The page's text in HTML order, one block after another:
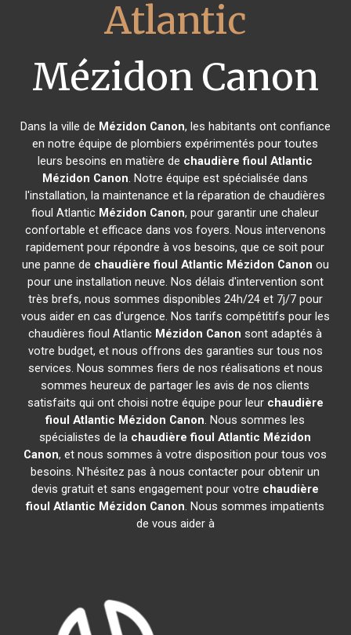
Atlantic
Mézidon Canon
Dans la ville de Mézidon Canon, les habitants ont confiance
en notre équipe de plombiers expérimentés pour toutes
leurs besoins en matière de chaudière fioul Atlantic
Mézidon Canon. Notre équipe est spécialisée dans
l'installation, la maintenance et la réparation de chaudières
fioul Atlantic Mézidon Canon, pour garantir une chaleur
confortable et efficace dans vos foyers. Nous intervenons
rapidement pour répondre à vos besoins, que ce soit pour
une panne de chaudière fioul Atlantic Mézidon Canon ou
pour une installation neuve. Nos délais d'intervention sont
très brefs, nous sommes disponibles 24h/24 et 7j/7 pour
vous aider en cas d'urgence. Nos tarifs compétitifs pour les
chaudières fioul Atlantic Mézidon Canon sont adaptés à
votre budget, et nous offrons des garanties sur tous nos
services. Nous sommes fiers de nos réalisations et nous
sommes heureux de partager les avis de nos clients
satisfaits qui ont choisi notre équipe pour leur chaudière
fioul Atlantic Mézidon Canon. Nous sommes les
spécialistes de la chaudière fioul Atlantic Mézidon
Canon, et nous sommes à votre disposition pour tous vos
besoins. N'hésitez pas à nous contacter pour obtenir un
devis gratuit et sans engagement pour votre chaudière
fioul Atlantic Mézidon Canon. Nous sommes impatients
de vous aider à